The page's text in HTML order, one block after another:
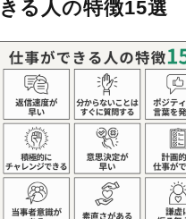
る人の特徴15選